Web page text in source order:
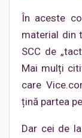
În aceste
material din
SCC de
Mai mulți
care
țină partea
Dar cei de